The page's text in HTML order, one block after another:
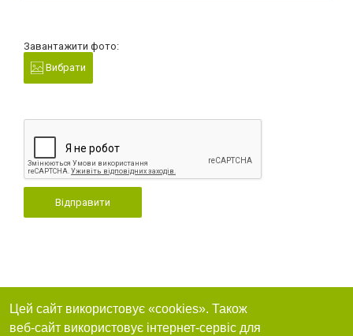
Завантажити фото:
Вибрати
Відправити
Цей сайт використовує «cookies». Також
веб-сайт використовує інтернет-сервіс для